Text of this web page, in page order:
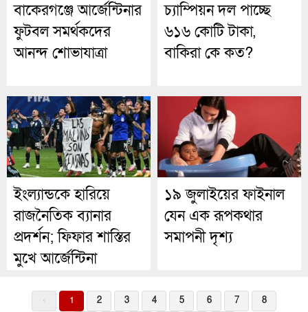
বাকেরগঞ্জে আর্জেন্টিনার
ফুটবল সমর্থকদের
আনন্দ শোভাযাত্রা
চ্যাম্পিয়ন দল পাচ্ছে
৬১৬ কোটি টাকা,
বাকিরা কে কত?
ইংল্যান্ডকে হারিয়ে
রাজনৈতিক ব্যানার
প্রদর্শন; ফিফার শাস্তির
মুখে আর্জেন্টিনা
১৯ জুলাইয়ের ফাইনাল
যেন এক রূপকথার
সমাপনী দৃশ্য
‹ 1 2 3 4 5 6 7
8